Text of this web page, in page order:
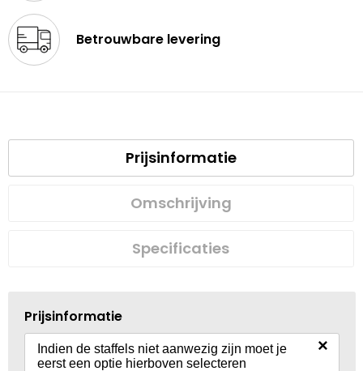
Betrouwbare levering
Prijsinformatie
Omschrijving
Specificaties
Prijsinformatie
Indien de staffels niet aanwezig zijn moet je
eerst een optie hierboven selecteren
×